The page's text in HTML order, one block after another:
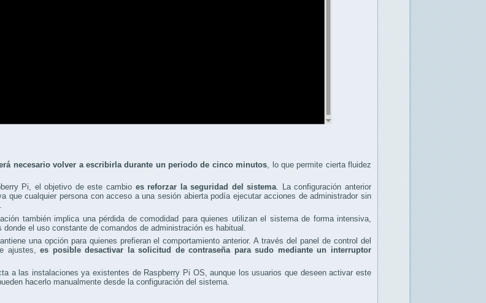
necesario volver a escribirla durante un periodo de cinco minutos , lo que permite cierta fluidez
Pi, el objetivo de este cambio es reforzar la seguridad del sistema. La configuración anterior
que cualquier persona con acceso a una sesión abierta podía ejecutar acciones de administrador sin
también implica una pérdida de comodidad para quienes utilizan el sistema de forma intensiva,
el uso constante de comandos de administración es habitual.
una opción para quienes prefieran el comportamiento anterior. A través del panel de control del
ajustes,es posible desactivar la solicitud de contraseña para sudo mediante un interruptor
a las instalaciones ya existentes de Raspberry Pi OS, aunque los usuarios que deseen activar este
hacerlo manualmente desde la configuración del sistema.